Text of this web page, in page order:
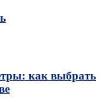
как выбрать